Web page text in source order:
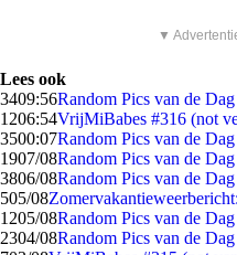
▼
Lees ook
3409:56Random Pics van de
1206:54VrijMiBabes #316 (not
3500:07Random Pics van de
1907/08Random Pics van de
3806/08Random Pics van de
505/08
1205/08Random Pics van de
2304/08Random Pics van de